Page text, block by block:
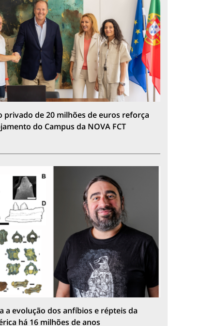
privado de 20 milhões de euros reforça
do Campus da NOVA FCT
a evolução dos anfíbios e répteis da
há 16 milhões de anos